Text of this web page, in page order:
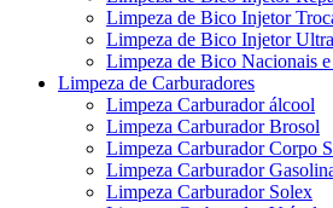
Limpeza de Bico Injetor
Limpeza de Bico Injetor
Limpeza de Bico Nacionais
Limpeza de Carburadores
Limpeza Carburador álcool
Limpeza Carburador Brosol
Limpeza Carburador Corpo
Limpeza Carburador
Limpeza Carburador Solex